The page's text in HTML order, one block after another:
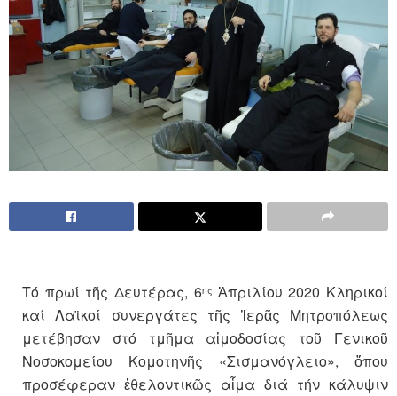
Τό πρωί τῆς Δευτέρας, 6ης Ἀπριλίου 2020 Κληρικοί
καί Λαϊκοί συνεργάτες τῆς Ἱερᾶς Μητροπόλεως
μετέβησαν στό τμῆμα αἱμοδοσίας τοῦ Γενικοῦ
Νοσοκομείου Κομοτηνῆς «Σισμανόγλειο», ὅπου
προσέφεραν ἐθελοντικῶς αἷμα διά τήν κάλυψιν